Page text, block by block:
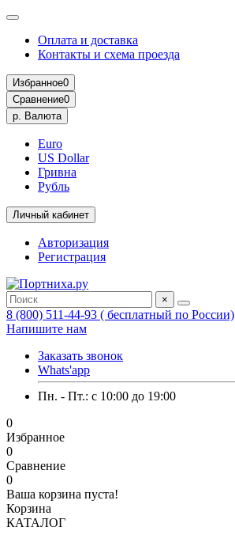
Оплата и доставка
Контакты и схема проезда
Избранное0
Сравнение0
р. Валюта
Euro
US Dollar
Гривна
Рубль
Личный кабинет
Авторизация
Регистрация
×
8 (800) 511-44-93 ( бесплатный по России)
Напишите нам
Заказать звонок
Whats'app
Пн. - Пт.: c 10:00 до 19:00
0
Избранное
0
Сравнение
0
Ваша корзина пуста!
Корзина
КАТАЛОГ